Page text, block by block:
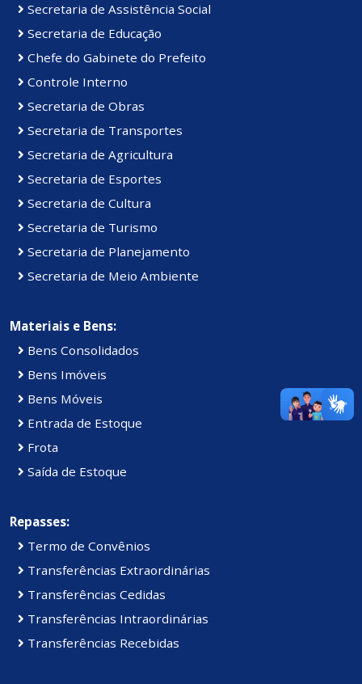
Secretaria de Assistência Social
Secretaria de Educação
Chefe do Gabinete do Prefeito
Controle Interno
Secretaria de Obras
Secretaria de Transportes
Secretaria de Agricultura
Secretaria de Esportes
Secretaria de Cultura
Secretaria de Turismo
Secretaria de Planejamento
Secretaria de Meio Ambiente
Materiais e Bens:
Bens Consolidados
Bens Imóveis
Bens Móveis
Entrada de Estoque
Frota
Saída de Estoque
Repasses:
Termo de Convênios
Transferências Extraordinárias
Transferências Cedidas
Transferências Intraordinárias
Transferências Recebidas